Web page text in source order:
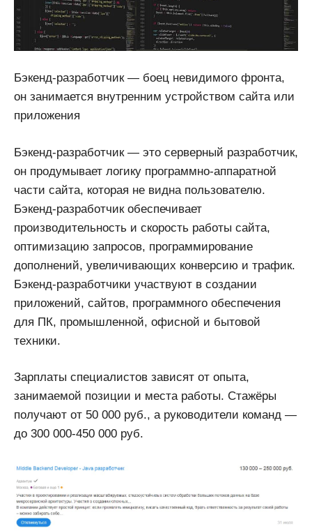
Бэкенд-разработчик — боец невидимого фронта,
он занимается внутренним устройством сайта или
приложения
Бэкенд-разработчик — это серверный разработчик,
он продумывает логику программно-аппаратной
части сайта, которая не видна пользователю.
Бэкенд-разработчик обеспечивает
производительность и скорость работы сайта,
оптимизацию запросов, программирование
дополнений, увеличивающих конверсию и трафик.
Бэкенд-разработчики участвуют в создании
приложений, сайтов, программного обеспечения
для ПК, промышленной, офисной и бытовой
техники.
Зарплаты специалистов зависят от опыта,
занимаемой позиции и места работы. Стажёры
получают от 50 000 руб., а руководители команд —
до 300 000-450 000 руб.